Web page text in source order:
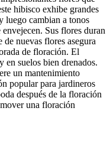
hibisco exhibe grandes
luego cambian a tonos
Sus flores duran
nuevas flores asegura
de floración. El
en suelos bien drenados.
un mantenimiento
popular para jardineros
después de la floración
una floración